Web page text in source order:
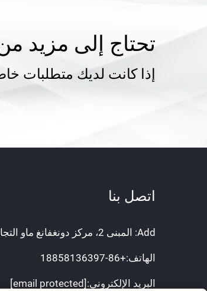
تحتاج إلى مزيد
إذا كانت لديك متطلبات
اتصل بنا
Add: المبنى 2، مركز دونغفانغ ماو التجاري، هانغتشو، تشيجيانغ، الصين
الهاتف:+86-18858136397
البريد الإلكتروني: [email protected]